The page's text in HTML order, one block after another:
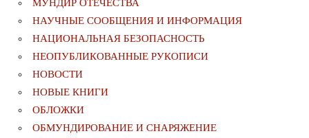
МУНДИР ОТЕЧЕСТВА
НАУЧНЫЕ СООБЩЕНИЯ И ИНФОРМАЦИЯ
НАЦИОНАЛЬНАЯ БЕЗОПАСНОСТЬ
НЕОПУБЛИКОВАННЫЕ РУКОПИСИ
НОВОСТИ
НОВЫЕ КНИГИ
ОБЛОЖКИ
ОБМУНДИРОВАНИЕ И СНАРЯЖЕНИЕ